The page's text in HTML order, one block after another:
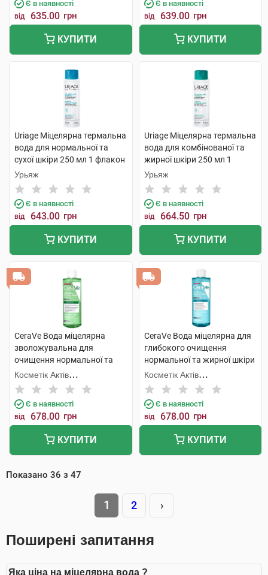
Є в наявності
від 635.00 грн
КУПИТИ
Є в наявності
від 639.00 грн
КУПИТИ
Uriage Міцелярна термальна
вода для нормальної та
сухої шкіри 250 мл 1 флакон
Урьяж
Є в наявності
від 643.00 грн
КУПИТИ
Uriage Міцелярна термальна
вода для комбінованої та
жирної шкіри 250 мл 1
флакон
Урьяж
Є в наявності
від 664.50 грн
КУПИТИ
CeraVe Вода міцелярна
зволожувальна для
очищення нормальної та
сухої шкіри обличчя 400 мл 1
шт
Косметік Актів
Інтернаціональ
Є в наявності
від 678.00 грн
КУПИТИ
CeraVe Вода міцелярна для
глибокого очищення
нормальної та жирної шкіри
обличчя 400 мл 1 флакон
Косметік Актів
Інтернаціональ
Є в наявності
від 678.00 грн
КУПИТИ
Показано 36 з 47
1 2 ›
Поширені запитання
Яка ціна на міцелярна вода ?